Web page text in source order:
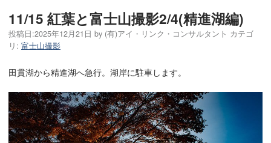
11/15 紅葉と富士山撮影2/4(精進湖編)
投稿日:2025年12月21日 by (有)アイ・リンク・コンサルタント カテゴ
リ: 富士山撮影
田貫湖から精進湖へ急行。湖岸に駐車します。